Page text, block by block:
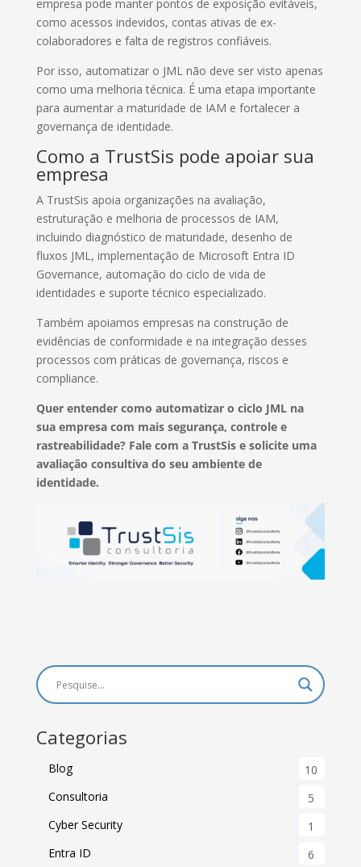
empresa pode manter pontos de exposição evitáveis,
como acessos indevidos, contas ativas de ex-
colaboradores e falta de registros confiáveis.
Por isso, automatizar o JML não deve ser visto apenas
como uma melhoria técnica. É uma etapa importante
para aumentar a maturidade de IAM e fortalecer a
governança de identidade.
Como a TrustSis pode apoiar sua
empresa
A TrustSis apoia organizações na avaliação,
estruturação e melhoria de processos de IAM,
incluindo diagnóstico de maturidade, desenho de
fluxos JML, implementação de Microsoft Entra ID
Governance, automação do ciclo de vida de
identidades e suporte técnico especializado.
Também apoiamos empresas na construção de
evidências de conformidade e na integração desses
processos com práticas de governança, riscos e
compliance.
Quer entender como automatizar o ciclo JML na
sua empresa com mais segurança, controle e
rastreabilidade? Fale com a TrustSis e solicite uma
avaliação consultiva do seu ambiente de
identidade.
Categorias
Blog
10
Consultoria
5
Cyber Security
1
Entra ID
6